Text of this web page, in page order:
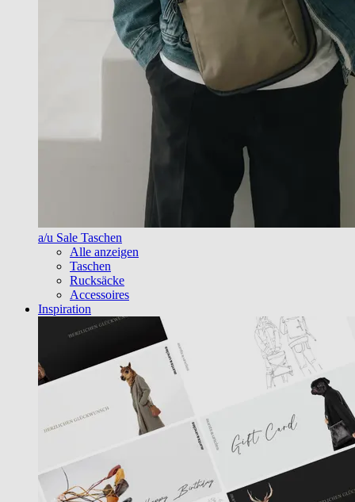
a/u Sale Taschen
Alle anzeigen
Taschen
Rucksäcke
Accessoires
Inspiration